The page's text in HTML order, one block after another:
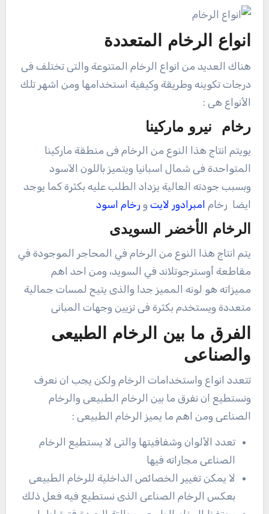
انواع الرخام المتعددة
هناك العديد من انواع الرخام المتنوعة والتى تختلف فى
درجات تكوينه وطريقة وكيفية استخدامها ومن اشهر تلك
الأنواع هى :
رخام نيرو ماركينا
يويتم انتاج هذا النوع من الرخام فى منطقة ماركينا
المتواحدة فى شمال اسبانيا ويتميز باللون الآسود
وبسبب جودته العالية يزداد الطلب عليه بكثرة كما يوجد
ايضا رخام امبرادور لايتو رخام اسود
الرخام الأخضر السويدى
يتم انتاج هذا النوع من الرخام في المحاجر الموجودة في
مقاطعة أوسترجوتلاند في السويد، ومن احد اهم
مميزاته هو لونه المميز جدا والذى يتيح لمسات جمالية
متعددة ويستخدم بكثرة فى تزيين وجهات المبانى
الفرق ما بين الرخام الطبيعى
والصناعى
تتعدد انواع واستخدامات الرخام ولكن يجب ان نعرف
ونستطيع ان نفرق ما بين الرخام الطبيعى والرخام
الصناعى ومن اهم ما يميز الرخام الطبيعى :
تعدد الألوان وشفافيتها والتى لا يستطيع الرخام
الصناعى مجاراته فيها
لا يمكن تغيير الخصائص الداخلية للرخام الطبيعى
بعكس الرخام الصناعى الذى نستطيع فيه فعل ذلك